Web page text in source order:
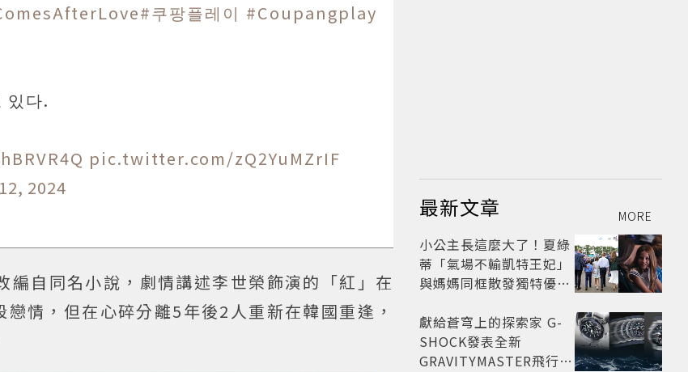
#쿠팡플레이 #Coupangplay
있다.
pic.twitter.com/zQ2YuMZrIF
2024
編自同名小說，劇情講述李世榮飾演的「紅」在
情，但在心碎分離5年後2人重新在韓國重逢，
最新文章 MORE
小公主長這麼大了！夏綠
蒂「氣場不輸凱特王妃」
與媽媽同框散發獨特優雅
獻給蒼穹上的探索家 G-
SHOCK發表全新
GRAVITYMASTER飛行表